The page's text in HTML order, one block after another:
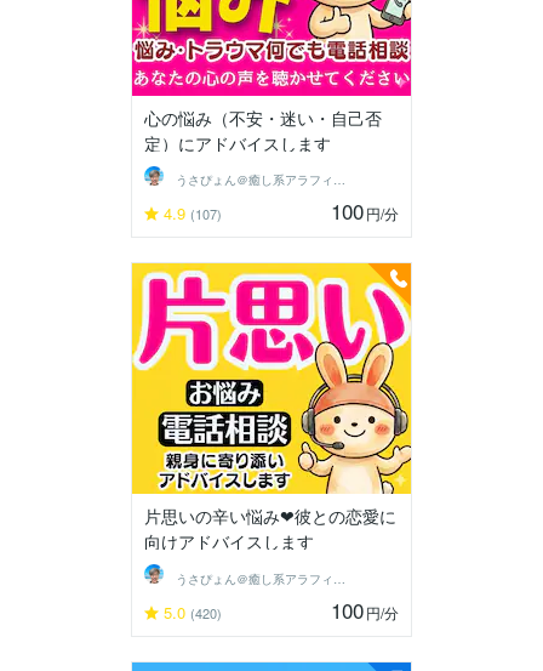
心の悩み（不安・迷い・自己否
定）にアドバイスします
うさぴょん＠癒し系アラフィフ心寄り添い人
4.9 (107) 100円/分
片思いの辛い悩み❤彼との恋愛に
向けアドバイスします
5.0 (420) 100円/分